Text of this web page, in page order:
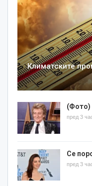
Климатските
(Фото)
пред 3
Се
пред 3